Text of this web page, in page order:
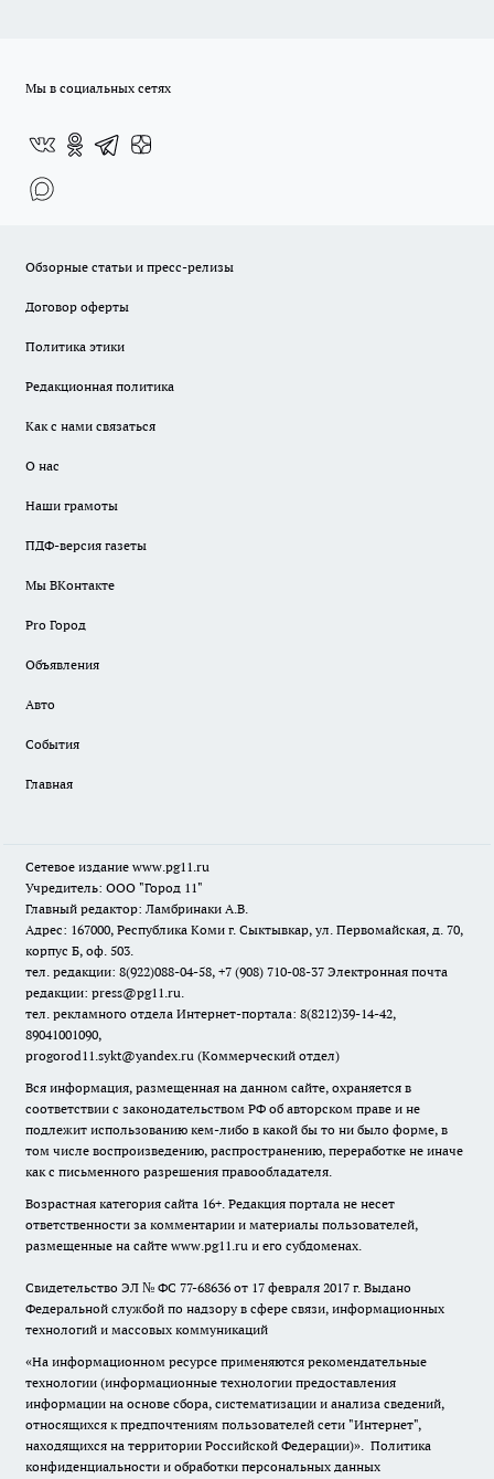
Мы в социальных сетях
Обзорные статьи и пресс-релизы
Договор оферты
Политика этики
Редакционная политика
Как с нами связаться
О нас
Наши грамоты
ПДФ-версия газеты
Мы ВКонтакте
Pro Город
Объявления
Авто
События
Главная
Сетевое издание www.pg11.ru
Учредитель: ООО "Город 11"
Главный редактор: Ламбринаки А.В.
Адрес: 167000, Республика Коми г. Сыктывкар, ул. Первомайская, д. 70,
корпус Б, оф. 503.
тел. редакции: 8(922)088-04-58, +7 (908) 710-08-37 Электронная почта
редакции: press@pg11.ru.
тел. рекламного отдела Интернет-портала: 8(8212)39-14-42,
89041001090,
progorod11.sykt@yandex.ru (Коммерческий отдел)
Вся информация, размещенная на данном сайте, охраняется в
соответствии с законодательством РФ об авторском праве и не
подлежит использованию кем-либо в какой бы то ни было форме, в
том числе воспроизведению, распространению, переработке не иначе
как с письменного разрешения правообладателя.
Возрастная категория сайта 16+. Редакция портала не несет
ответственности за комментарии и материалы пользователей,
размещенные на сайте www.pg11.ru и его субдоменах.
Свидетельство ЭЛ № ФС 77-68636 от 17 февраля 2017 г. Выдано
Федеральной службой по надзору в сфере связи, информационных
технологий и массовых коммуникаций
«На информационном ресурсе применяются рекомендательные
технологии (информационные технологии предоставления
информации на основе сбора, систематизации и анализа сведений,
относящихся к предпочтениям пользователей сети "Интернет",
находящихся на территории Российской Федерации)». Политика
конфиденциальности и обработки персональных данных